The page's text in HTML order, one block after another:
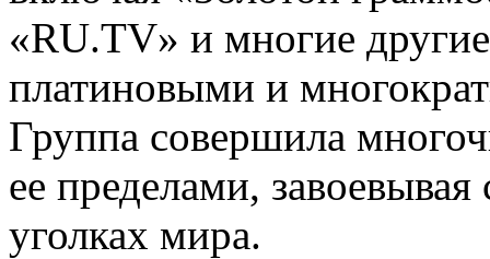
«RU.TV» и многие
платиновыми и
Группа совершила
ее пределами,
уголках мира.